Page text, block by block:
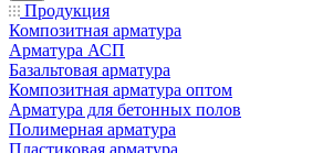
Продукция
Композитная арматура
Арматура АСП
Базальтовая арматура
Композитная арматура оптом
Арматура для бетонных полов
Полимерная арматура
Пластиковая арматура